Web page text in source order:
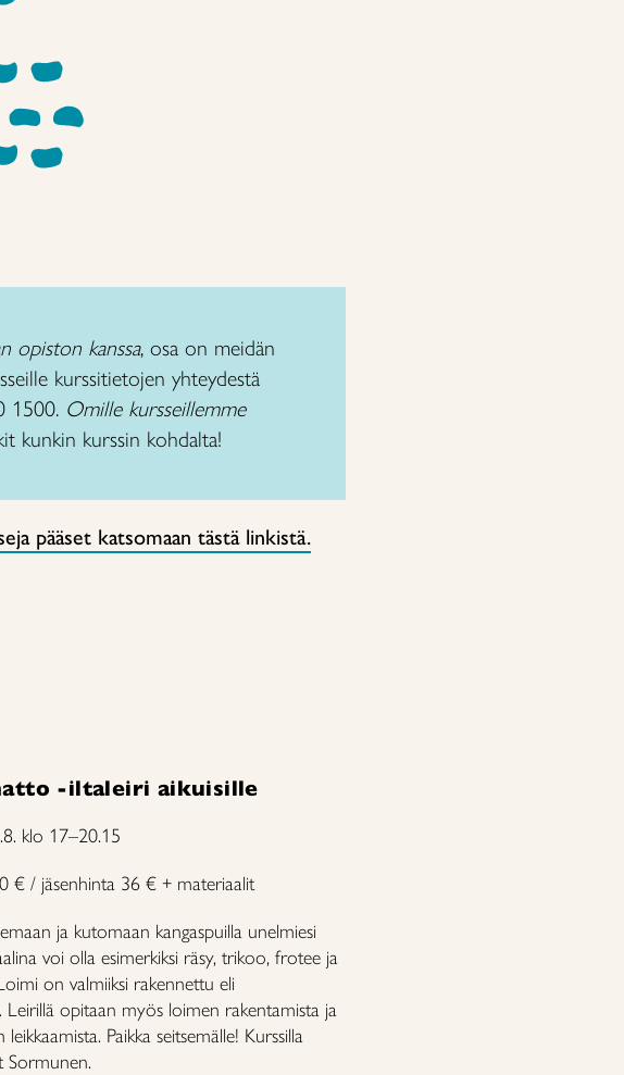
opiston kanssa, osa on meidän
kurssitietojen yhteydestä
1500. Omille kursseillemme
kunkin kurssin kohdalta!
pääset katsomaan tästä linkistä.
-iltaleiri aikuisille
klo 17–20.15
€ / jäsenhinta 36 € + materiaalit
ja kutomaan kangaspuilla unelmiesi
voi olla esimerkiksi räsy, trikoo, frotee ja
on valmiiksi rakennettu eli
Leirillä opitaan myös loimen rakentamista ja
Paikka seitsemälle! Kurssilla
Sormunen.